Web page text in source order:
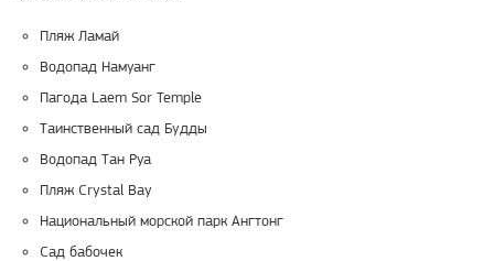
Пляж Ламай
Водопад Намуанг
Пагода Laem Sor Temple
Таинственный сад Будды
Водопад Тан Руа
Пляж Crystal Bay
Национальный морской парк Ангтонг
Сад бабочек